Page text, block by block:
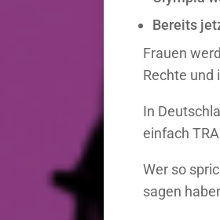
Bereits
Frauen
Rechte und
In
einfach
Wer so
sagen